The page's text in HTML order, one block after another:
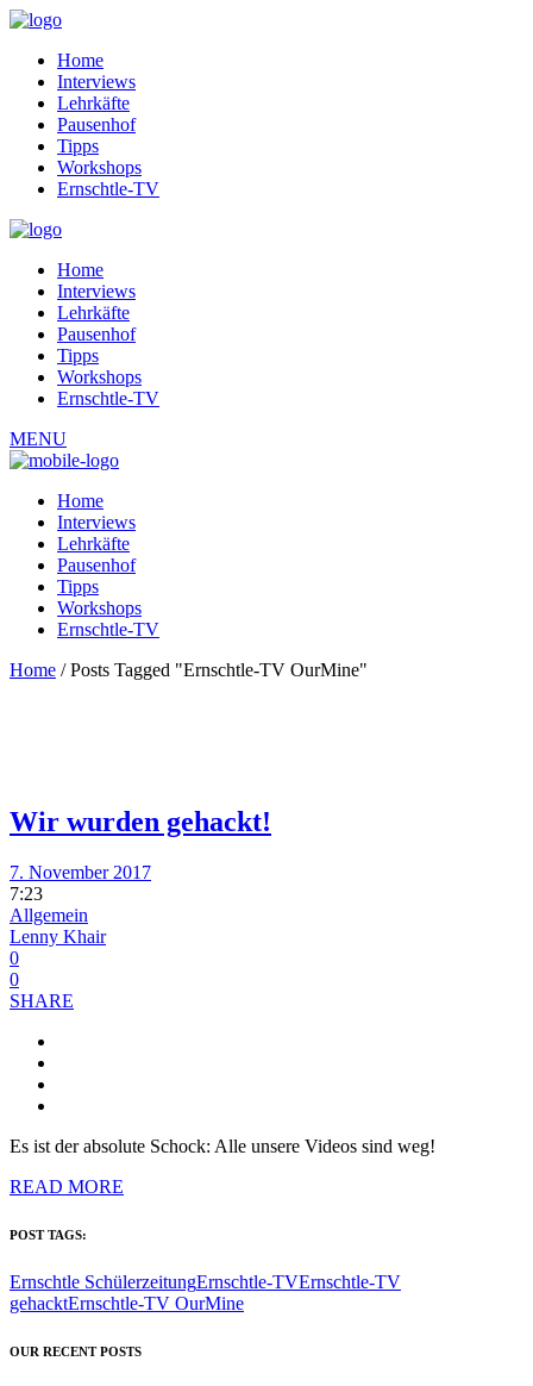
Home
Interviews
Lehrkäfte
Pausenhof
Tipps
Workshops
Ernschtle-TV
Home
Interviews
Lehrkäfte
Pausenhof
Tipps
Workshops
Ernschtle-TV
MENU
Home
Interviews
Lehrkäfte
Pausenhof
Tipps
Workshops
Ernschtle-TV
Home /Posts Tagged "Ernschtle-TV OurMine"
Wir wurden gehackt!
7. November 2017
7:23
Allgemein
Lenny Khair
0
0
SHARE
Es ist der absolute Schock: Alle unsere Videos sind weg!
READ MORE
POST TAGS:
Ernschtle SchülerzeitungErnschtle-TVErnschtle-TV
gehacktErnschtle-TV OurMine
OUR RECENT POSTS